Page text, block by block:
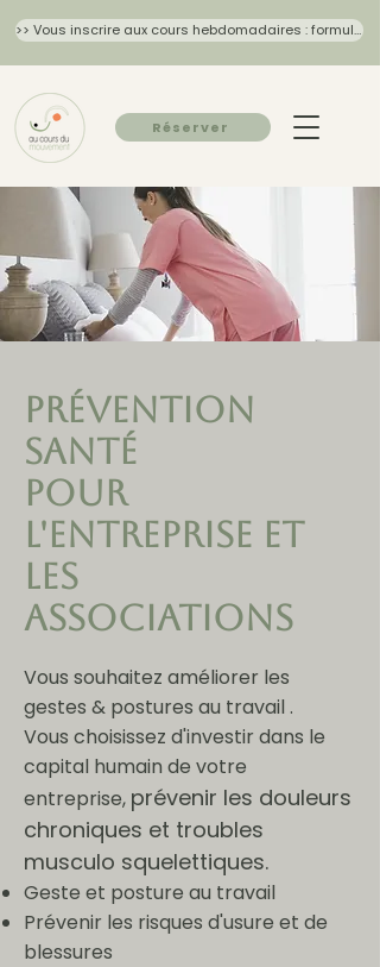
>> Vous inscrire aux cours hebdomadaires : formulaire 2026/27
Réserver
Prévention
Santé
pour
l'entreprise et
les
associations
Vous souhaitez améliorer les
gestes & postures au travail .
Vous choisissez d'investir dans le
capital humain de votre
entreprise, prévenir les douleurs
chroniques et troubles
musculo squelettiques.
Geste et posture au travail
Prévenir les risques d'usure et de
blessures